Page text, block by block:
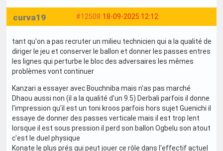
#12508 18-09-2025 12:12
curva19
tant qu'on a pas recruter un milieu technicien qui a la qualité de
diriger le jeu et conserver le ballon et donner les passes entres
les lignes qui perturbe le bloc des adversaires les mêmes
problèmes vont continuer
Kanzari a essayer avec Bouchniba mais n'as pas marché
Dhaou aussi non (il a la qualité d'un 9.5) Derbali parfois il donne
l'impression qu'il est un toni kroos parfois hors sujet Guenichi il
essaye de donner des passes verticale mais il est trop lent
lorsque il est sous pression il perd son ballon Ogbelu son atout
c'est le duel physique
Konate le plus prés qui peut jouer ce rôle dans l'effectif actuel